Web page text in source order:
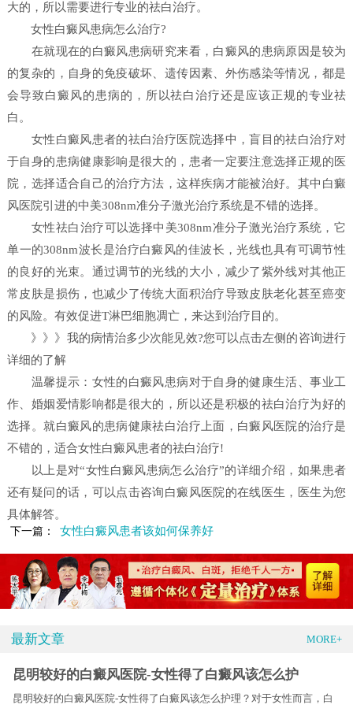
大的，所以需要进行专业的祛白治疗。
女性白癜风患病怎么治疗?
在就现在的白癜风患病研究来看，白癜风的患病原因是较为
的复杂的，自身的免疫破坏、遗传因素、外伤感染等情况，都是
会导致白癜风的患病的，所以祛白治疗还是应该正规的专业祛
白。
女性白癜风患者的祛白治疗医院选择中，盲目的祛白治疗对
于自身的患病健康影响是很大的，患者一定要注意选择正规的医
院，选择适合自己的治疗方法，这样疾病才能被治好。其中白癜
风医院引进的中美308nm准分子激光治疗系统是不错的选择。
女性祛白治疗可以选择中美308nm准分子激光治疗系统，它
单一的308nm波长是治疗白癜风的佳波长，光线也具有可调节性
的良好的光束。通过调节的光线的大小，减少了紫外线对其他正
常皮肤是损伤，也减少了传统大面积治疗导致皮肤老化甚至癌变
的风险。有效促进T淋巴细胞凋亡，来达到治疗目的。
》》》我的病情治多少次能见效?您可以点击左侧的咨询进行
详细的了解
温馨提示：女性的白癜风患病对于自身的健康生活、事业工
作、婚姻爱情影响都是很大的，所以还是积极的祛白治疗为好的
选择。就白癜风的患病健康祛白治疗上面，白癜风医院的治疗是
不错的，适合女性白癜风患者的祛白治疗!
以上是对“女性白癜风患病怎么治疗”的详细介绍，如果患者
还有疑问的话，可以点击咨询白癜风医院的在线医生，医生为您
具体解答。
下一篇： 女性白癜风患者该如何保养好
最新文章 MORE+
昆明较好的白癜风医院-女性得了白癜风该怎么护
昆明较好的白癜风医院-女性得了白癜风该怎么护理？对于女性而言，白